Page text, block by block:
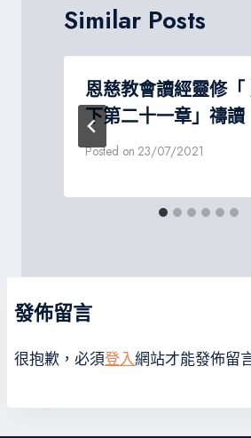
Similar Posts
恩慈教會讀經靈修
下第二十一章」禱讀
Posted on 23/07/2021
發佈留言
很抱歉，必須登入網站才能發佈留